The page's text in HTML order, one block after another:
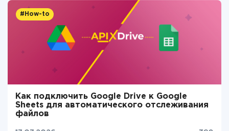
#How-to
Как подключить Google Drive к Google
Sheets для автоматического отслеживания
файлов